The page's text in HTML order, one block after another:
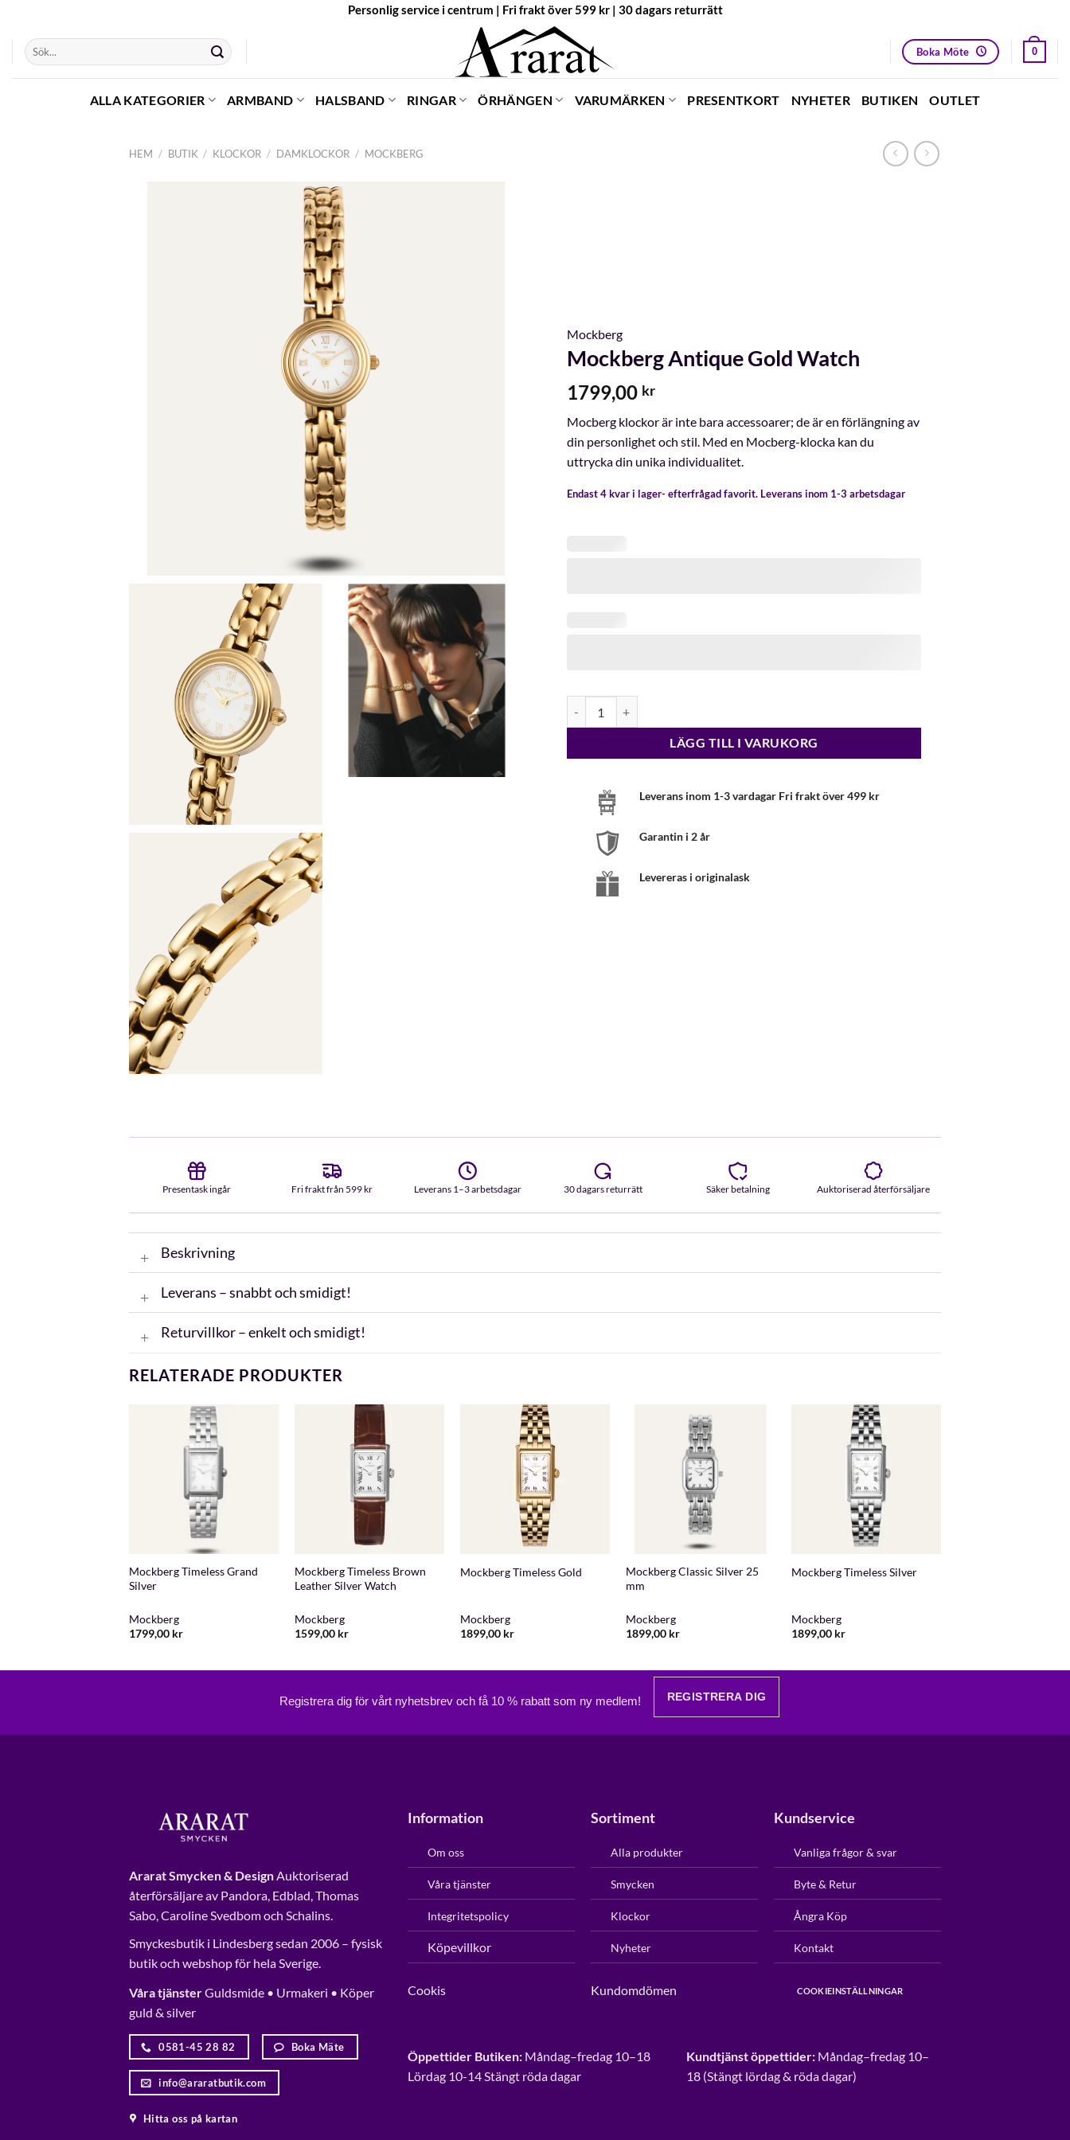
content
Personlig service i centrum | Fri frakt över 599 kr | 30 dagars returrätt
Sök
efter:
Boka Möte 0
ALLA KATEGORIER ARMBAND HALSBAND RINGAR ÖRHÄNGEN VARUMÄRKEN PRESENTKORT NYHETER BUTIKEN OUTLET
HEM / BUTIK / KLOCKOR / DAMKLOCKOR / MOCKBERG
Mockberg
Mockberg Antique Gold Watch
1799,00 kr
Mocberg klockor är inte bara accessoarer; de är en förlängning av
din personlighet och stil. Med en Mocberg-klocka kan du
uttrycka din unika individualitet.
Endast 4 kvar i lager- efterfrågad favorit. Leverans inom 1-3 arbetsdagar
LÄGG TILL I VARUKORG
Leverans inom 1-3 vardagar Fri frakt över 499 kr
Garantin i 2 år
Levereras i originalask
Presentask ingår Fri frakt från 599 kr Leverans 1–3 arbetsdagar 30 dagars returrätt Säker betalning Auktoriserad återförsäljare
Beskrivning
Leverans – snabbt och smidigt!
Returvillkor – enkelt och smidigt!
RELATERADE PRODUKTER
Mockberg Timeless Grand
Silver
Mockberg
1799,00 kr
Mockberg Timeless Brown
Leather Silver Watch
Mockberg
1599,00 kr
Mockberg Timeless Gold
Mockberg
1899,00 kr
Mockberg Classic Silver 25
mm
Mockberg
1899,00 kr
Mockberg Timeless Silver
Mockberg
1899,00 kr
Registrera dig för vårt nyhetsbrev och få 10 % rabatt som ny medlem! REGISTRERA DIG
Ararat Smycken & DesignAuktoriserad
återförsäljare av Pandora, Edblad, Thomas
Sabo, Caroline Svedbom och Schalins.
Smyckesbutik i Lindesberg sedan 2006 – fysisk
butik och webshop för hela Sverige.
Våra tjänsterGuldsmide • Urmakeri • Köper
guld & silver
0581-45 28 82 Boka Mäte
info@araratbutik.com
Hitta oss på kartan
Information
Om oss
Våra tjänster
Integritetspolicy
Köpevillkor
Cookis
Sortiment
Alla produkter
Smycken
Klockor
Nyheter
Kundomdömen
Kundservice
Vanliga frågor & svar
Byte & Retur
Ångra Köp
Kontakt
COOKIEINSTÄLLNINGAR
Öppettider Butiken: Måndag–fredag 10–18
Lördag 10-14 Stängt röda dagar
Kundtjänst öppettider: Måndag–fredag 10–
18 (Stängt lördag & röda dagar)